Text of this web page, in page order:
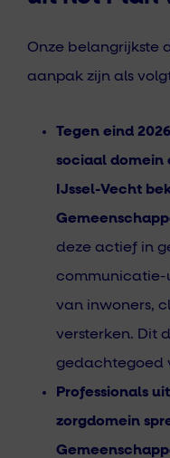
Onze belangrijkste
aanpak zijn als
Tegen eind
sociaal domein
IJssel-Vecht
deze actief in
communicatie-
van inwoners,
versterken. Dit
gedachtegoed
Professionals
zorgdomein